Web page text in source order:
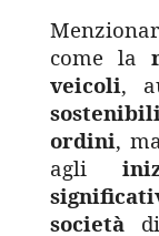
come la
veicoli,
ordini,
agli
società